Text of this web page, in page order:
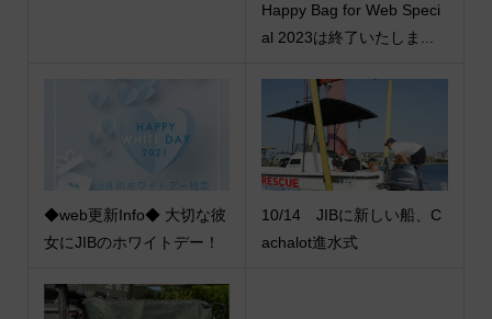
Happy Bag for Web Speci
al 2023は終了いたしま...
◆web更新Info◆ 大切な彼
女にJIBのホワイトデー！
10/14 JIBに新しい船、C
achalot進水式